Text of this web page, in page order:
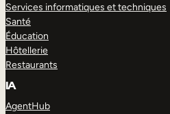
Services informatiques et techniques
Santé
Éducation
Hôtellerie
Restaurants
IA
AgentHub